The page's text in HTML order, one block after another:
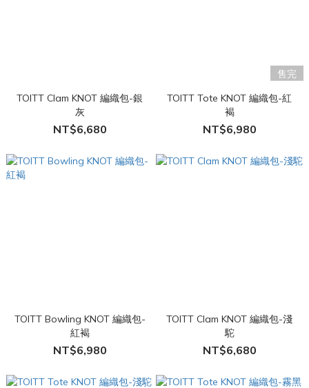
TOITT Clam KNOT 編織包-銀
灰
NT$6,680
售完
TOITT Tote KNOT 編織包-紅
褐
NT$6,980
TOITT Bowling KNOT 編織包-
紅褐
NT$6,980
TOITT Clam KNOT 編織包-淺
駝
NT$6,680